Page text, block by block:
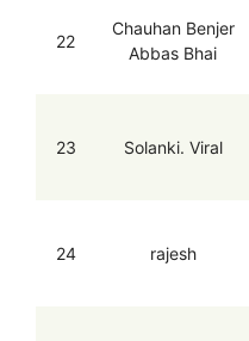
22
Chauhan Benjer
Abbas Bhai
23 Solanki. Viral
24 rajesh